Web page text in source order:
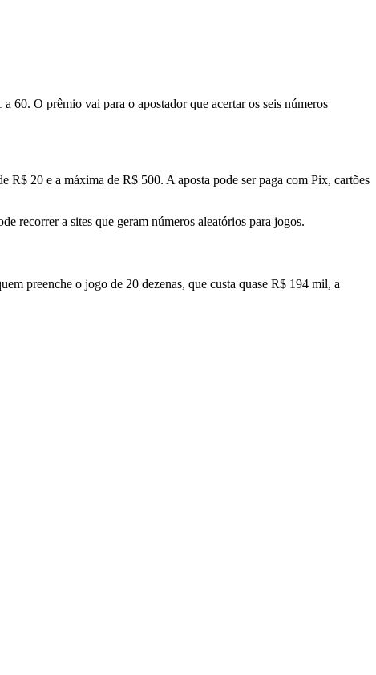
60. O prêmio vai para o apostador que acertar os seis números
R$ 20 e a máxima de R$ 500. A aposta pode ser paga com Pix, cartões
recorrer a sites que geram números aleatórios para jogos.
preenche o jogo de 20 dezenas, que custa quase R$ 194 mil, a